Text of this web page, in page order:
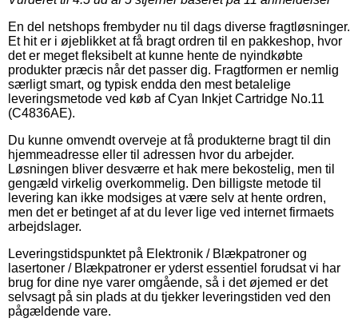
En del netshops frembyder nu til dags diverse fragtløsninger.
Et hit er i øjeblikket at få bragt ordren til en pakkeshop, hvor
det er meget fleksibelt at kunne hente de nyindkøbte
produkter præcis når det passer dig. Fragtformen er nemlig
særligt smart, og typisk endda den mest betalelige
leveringsmetode ved køb af Cyan Inkjet Cartridge No.11
(C4836AE).
Du kunne omvendt overveje at få produkterne bragt til din
hjemmeadresse eller til adressen hvor du arbejder.
Løsningen bliver desværre et hak mere bekostelig, men til
gengæld virkelig overkommelig. Den billigste metode til
levering kan ikke modsiges at være selv at hente ordren,
men det er betinget af at du lever lige ved internet firmaets
arbejdslager.
Leveringstidspunktet på Elektronik / Blækpatroner og
lasertoner / Blækpatroner er yderst essentiel forudsat vi har
brug for dine nye varer omgående, så i det øjemed er det
selvsagt på sin plads at du tjekker leveringstiden ved den
pågældende vare.